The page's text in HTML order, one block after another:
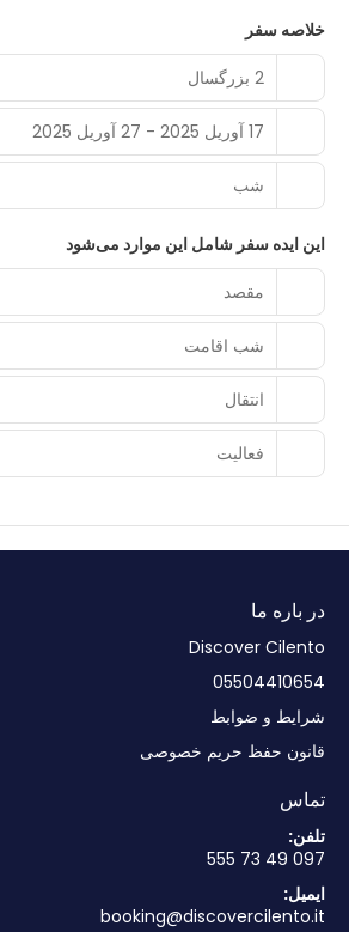
خلاصه سفر
2 بزرگسال
17 آوریل 2025 - 27 آوریل 2025
شب‌
این ایده سفر شامل این موارد می‌شود
مقصد
شب اقامت
انتقال
فعالیت
در باره ما
Discover Cilento
05504410654
شرایط و ضوابط
قانون حفظ حریم خصوصی
تماس
تلفن:
097 49 73 555
ایمیل:
booking@discovercilento.it